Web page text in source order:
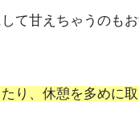
て甘えちゃうのも
り、休憩を多めに